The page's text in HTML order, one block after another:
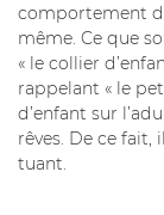
comportement
même. Ce que
« le collier
rappelant « le
d’enfant sur
rêves. De ce fait,
tuant.